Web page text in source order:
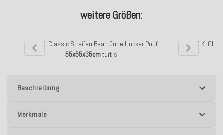
weitere Größen:
H.O.C.K. Classic Streifen Bean Cube Hocker Pouf
55x55x35cmtürkis
H.O.C.K.
Beschreibung
Merkmale